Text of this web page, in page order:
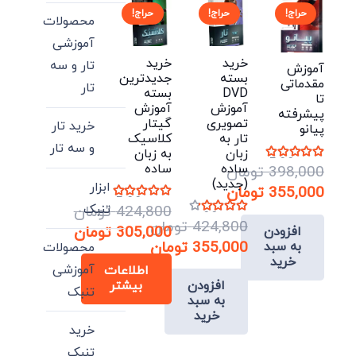
حراج!
آموزش
مقدماتی
تا
پیشرفته
پیانو
نمره 5.00 از 5 398,000 تومان
قیمت
اصلی:
398,000 تومان
355,000 تومان
قیمت
فعلی:
355,000 تومان.
افزودن
به سبد
خرید
حراج!
خرید
بسته
DVD
آموزش
تصویری
تار به
زبان
ساده
(جدید)
نمره 4.00 از 5 424,800 تومان
قیمت
اصلی:
424,800 تومان
355,000 تومان
قیمت
فعلی:
355,000 تومان.
افزودن
به سبد
خرید
حراج!
خرید
جدیدترین
بسته
آموزش
گیتار
کلاسیک
به زبان
ساده
نمره 5.00 از 5 424,800 تومان
قیمت
اصلی:
424,800 تومان
305,000 تومان
قیمت
فعلی:
305,000 تومان.
اطلاعات
بیشتر
محصولات
آموزشی
تار و سه
تار
خرید تار
و سه تار
ابزار
تنبک
محصولات
آموزشی
تنبک
خرید